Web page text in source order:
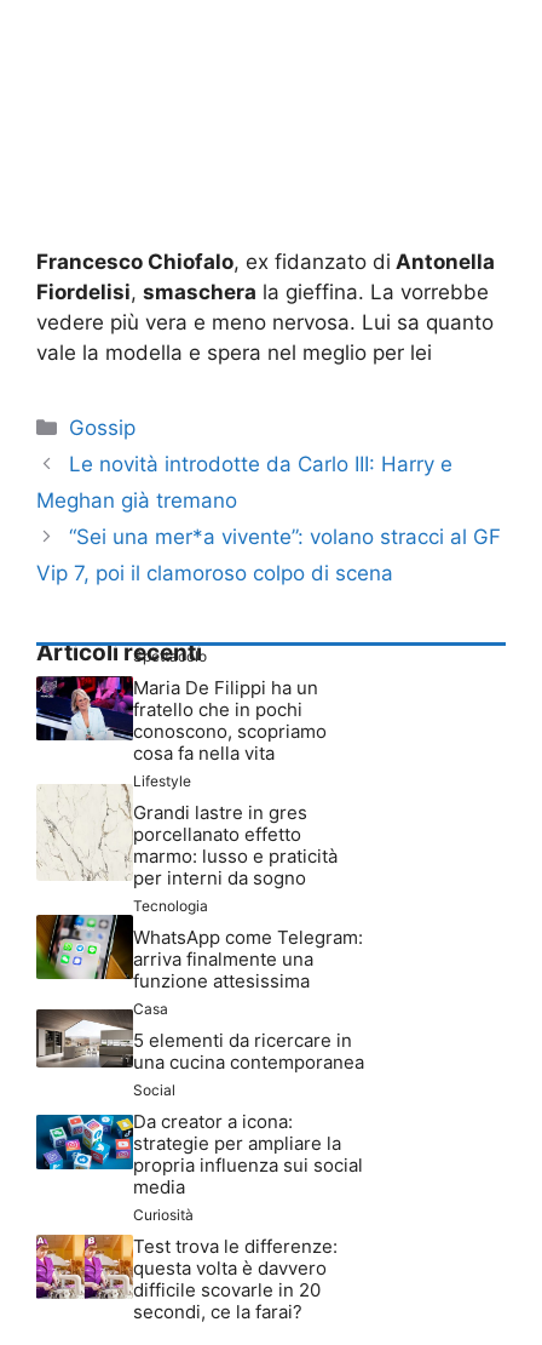
Francesco Chiofalo, ex fidanzato di Antonella
Fiordelisi, smaschera la gieffina. La vorrebbe
vedere più vera e meno nervosa. Lui sa quanto
vale la modella e spera nel meglio per lei
Categorie
Gossip
Le novità introdotte da Carlo III: Harry e
Meghan già tremano
“Sei una mer*a vivente”: volano stracci al GF
Vip 7, poi il clamoroso colpo di scena
Articoli recenti
Spettacolo
Maria De Filippi ha un
fratello che in pochi
conoscono, scopriamo
cosa fa nella vita
Lifestyle
Grandi lastre in gres
porcellanato effetto
marmo: lusso e praticità
per interni da sogno
Tecnologia
WhatsApp come Telegram:
arriva finalmente una
funzione attesissima
Casa
5 elementi da ricercare in
una cucina contemporanea
Social
Da creator a icona:
strategie per ampliare la
propria influenza sui social
media
Curiosità
Test trova le differenze:
questa volta è davvero
difficile scovarle in 20
secondi, ce la farai?